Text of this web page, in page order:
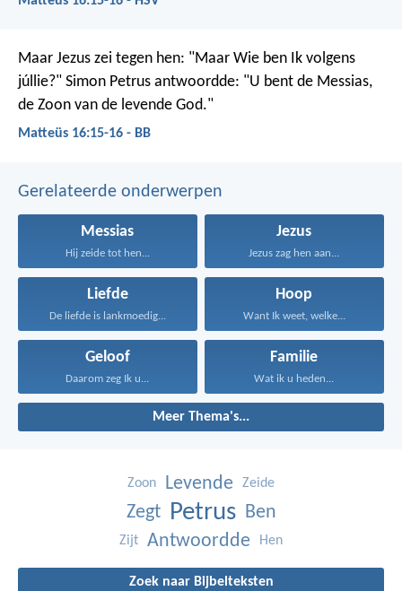
Maar Jezus zei tegen hen: "Maar Wie ben Ik volgens
júllie?" Simon Petrus antwoordde: "U bent de Messias,
de Zoon van de levende God."
Matteüs 16:15-16 - BB
Gerelateerde onderwerpen
Messias
Hij zeide tot hen...
Jezus
Jezus zag hen aan...
Liefde
De liefde is lankmoedig...
Hoop
Want Ik weet, welke...
Geloof
Daarom zeg Ik u...
Familie
Wat ik u heden...
Meer Thema's...
Zoon Levende Zeide
Zegt Petrus Ben
Zijt Antwoordde Hen
Zoek naar Bijbelteksten